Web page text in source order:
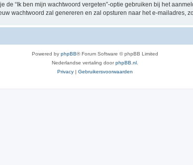
de “Ik ben mijn wachtwoord vergeten”-optie gebruiken bij het
wachtwoord zal genereren en zal opsturen naar het e-mailadres,
Powered by phpBB® Forum Software © phpBB Limited
Nederlandse vertaling doorphpBB.nl
Privacy | Gebruikersvoorwaarden